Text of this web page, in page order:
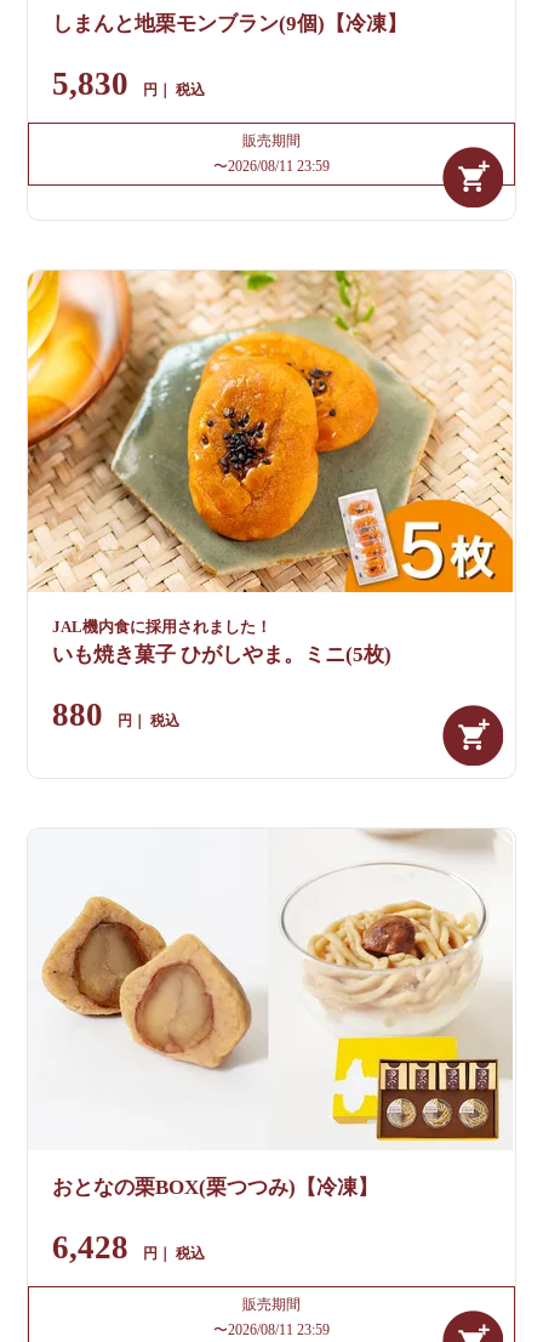
しまんと地栗モンブラン(9個)【冷凍】
5,830 税込
販売期間
〜2026/08/11 23:59
JAL機内食に採用されました！
いも焼き菓子 ひがしやま。ミニ(5枚)
880 税込
おとなの栗BOX(栗つつみ)【冷凍】
6,428 税込
販売期間
〜2026/08/11 23:59